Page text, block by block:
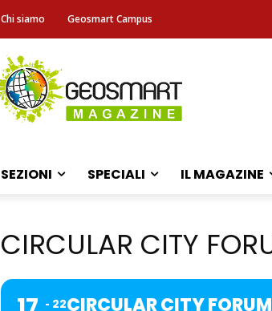
Chi siamo Geosmart Campus
SEZIONI SPECIALI IL MAGAZINE
CIRCULAR CITY
22CIRCULAR CITY FORUM